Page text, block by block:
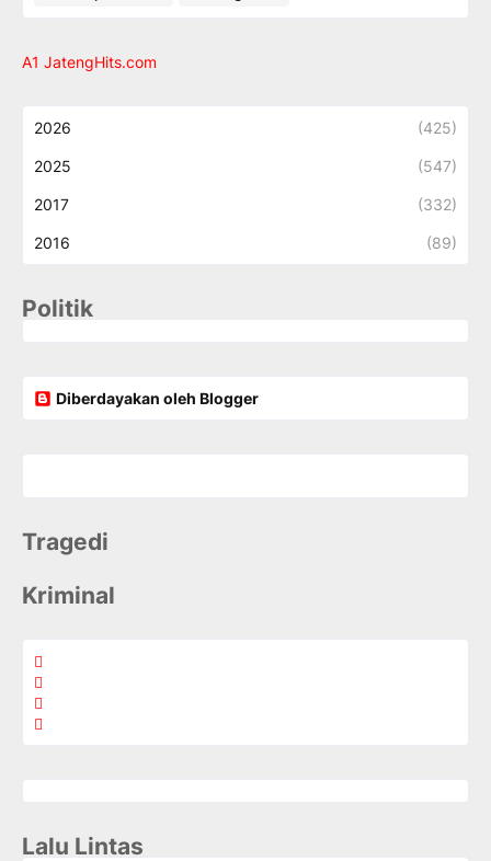
A1 JatengHits.com
2026 (425)
2025 (547)
2017 (332)
2016 (89)
Politik
Diberdayakan oleh Blogger
Tragedi
Kriminal
Lalu Lintas